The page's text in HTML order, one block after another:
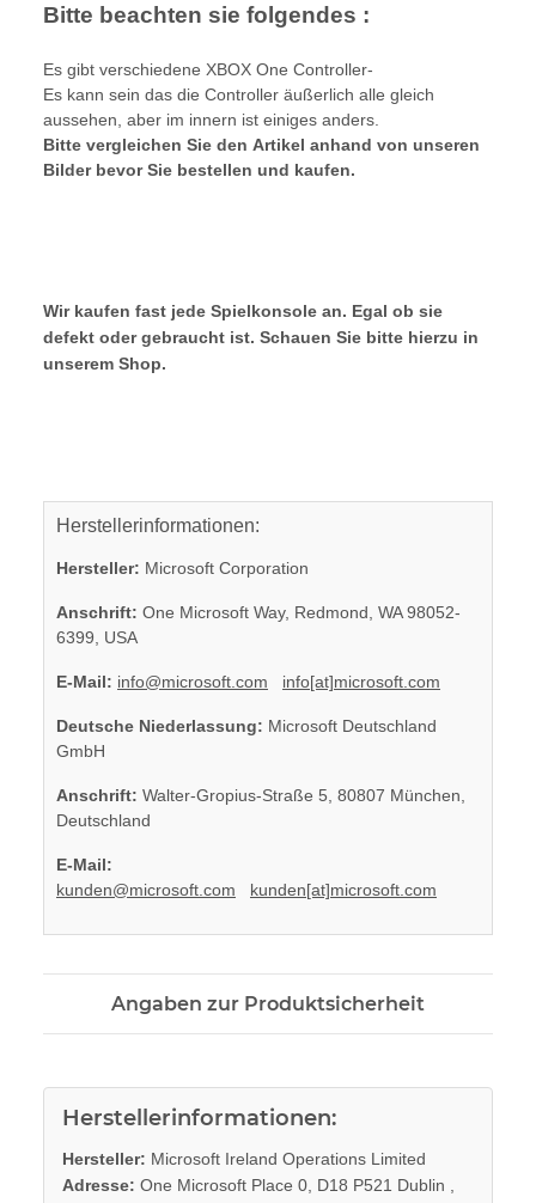
Bitte beachten sie folgendes :
Es gibt verschiedene XBOX One Controller-
Es kann sein das die Controller äußerlich alle gleich
aussehen, aber im innern ist einiges anders.
Bitte vergleichen Sie den Artikel anhand von unseren
Bilder bevor Sie bestellen und kaufen.
Wir kaufen fast jede Spielkonsole an. Egal ob sie
defekt oder gebraucht ist. Schauen Sie bitte hierzu in
unserem Shop.
Herstellerinformationen:
Hersteller: Microsoft Corporation
Anschrift: One Microsoft Way, Redmond, WA 98052-
6399, USA
E-Mail: info@microsoft.com info[at]microsoft.com
Deutsche Niederlassung: Microsoft Deutschland
GmbH
Anschrift: Walter-Gropius-Straße 5, 80807 München,
Deutschland
E-Mail:
kunden@microsoft.com
kunden[at]microsoft.com
Angaben zur Produktsicherheit
Herstellerinformationen:
Hersteller: Microsoft Ireland Operations Limited
Adresse: One Microsoft Place 0, D18 P521 Dublin ,